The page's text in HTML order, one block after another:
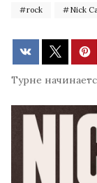
rock Nick
Турне